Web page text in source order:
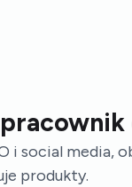
i social media,
produkty.